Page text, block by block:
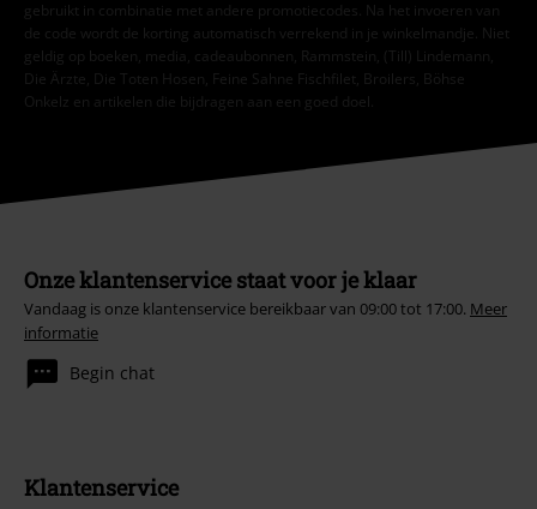
gebruikt in combinatie met andere promotiecodes. Na het invoeren van
de code wordt de korting automatisch verrekend in je winkelmandje. Niet
geldig op boeken, media, cadeaubonnen, Rammstein, (Till) Lindemann,
Die Ärzte, Die Toten Hosen, Feine Sahne Fischfilet, Broilers, Böhse
Onkelz en artikelen die bijdragen aan een goed doel.
Onze klantenservice staat voor je klaar
Vandaag is onze klantenservice bereikbaar van 09:00 tot 17:00. Meer
informatie
Begin chat
Klantenservice